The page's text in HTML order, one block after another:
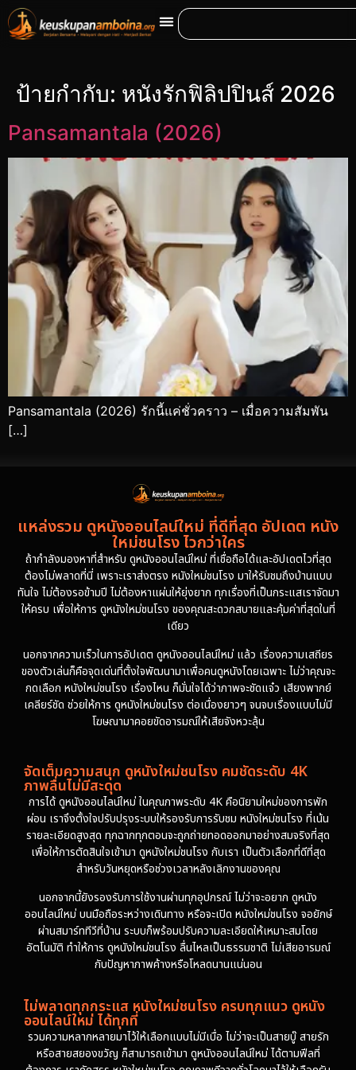
ป้ายกำกับ: หนังรักฟิลิปปินส์ 2026
Pansamantala (2026)
Pansamantala (2026) รักนี้แค่ชั่วคราว – เมื่อความสัมพัน
[…]
แหล่งรวม ดูหนังออนไลน์ใหม่ ที่ดีที่สุด อัปเดต หนัง
ใหม่ชนโรง ไวกว่าใคร
ถ้ากำลังมองหาที่สำหรับ ดูหนังออนไลน์ใหม่ ที่เชื่อถือได้และอัปเดตไวที่สุด
ต้องไม่พลาดที่นี่ เพราะเราส่งตรง หนังใหม่ชนโรง มาให้รับชมถึงบ้านแบบ
ทันใจ ไม่ต้องรอข้ามปี ไม่ต้องหาแผ่นให้ยุ่งยาก ทุกเรื่องที่เป็นกระแสเราจัดมา
ให้ครบ เพื่อให้การ ดูหนังใหม่ชนโรง ของคุณสะดวกสบายและคุ้มค่าที่สุดในที่
เดียว
นอกจากความเร็วในการอัปเดต ดูหนังออนไลน์ใหม่ แล้ว เรื่องความเสถียร
ของตัวเล่นก็คือจุดเด่นที่ตั้งใจพัฒนามาเพื่อคนดูหนังโดยเฉพาะ ไม่ว่าคุณจะ
กดเลือก หนังใหม่ชนโรง เรื่องไหน ก็มั่นใจได้ว่าภาพจะชัดแจ๋ว เสียงพากย์
เคลียร์ชัด ช่วยให้การ ดูหนังใหม่ชนโรง ต่อเนื่องยาวๆ จนจบเรื่องแบบไม่มี
โฆษณามาคอยขัดอารมณ์ให้เสียจังหวะลุ้น
จัดเต็มความสนุก ดูหนังใหม่ชนโรง คมชัดระดับ 4K
ภาพลื่นไม่มีสะดุด
การได้ ดูหนังออนไลน์ใหม่ ในคุณภาพระดับ 4K คือนิยามใหม่ของการพัก
ผ่อน เราจึงตั้งใจปรับปรุงระบบให้รองรับการรับชม หนังใหม่ชนโรง ที่เน้น
รายละเอียดสูงสุด ทุกฉากทุกตอนจะถูกถ่ายทอดออกมาอย่างสมจริงที่สุด
เพื่อให้การตัดสินใจเข้ามา ดูหนังใหม่ชนโรง กับเรา เป็นตัวเลือกที่ดีที่สุด
สำหรับวันหยุดหรือช่วงเวลาหลังเลิกงานของคุณ
นอกจากนี้ยังรองรับการใช้งานผ่านทุกอุปกรณ์ ไม่ว่าจะอยาก ดูหนัง
ออนไลน์ใหม่ บนมือถือระหว่างเดินทาง หรือจะเปิด หนังใหม่ชนโรง จอยักษ์
ผ่านสมาร์ททีวีที่บ้าน ระบบก็พร้อมปรับความละเอียดให้เหมาะสมโดย
อัตโนมัติ ทำให้การ ดูหนังใหม่ชนโรง ลื่นไหลเป็นธรรมชาติ ไม่เสียอารมณ์
กับปัญหาภาพค้างหรือโหลดนานแน่นอน
ไม่พลาดทุกกระแส หนังใหม่ชนโรง ครบทุกแนว ดูหนัง
ออนไลน์ใหม่ ได้ทุกที่
รวมความหลากหลายมาไว้ให้เลือกแบบไม่มีเบื่อ ไม่ว่าจะเป็นสายบู๊ สายรัก
หรือสายสยองขวัญ ก็สามารถเข้ามา ดูหนังออนไลน์ใหม่ ได้ตามฟีลที่